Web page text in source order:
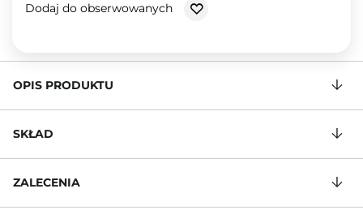
Dodaj do obserwowanych
OPIS PRODUKTU
SKŁAD
ZALECENIA